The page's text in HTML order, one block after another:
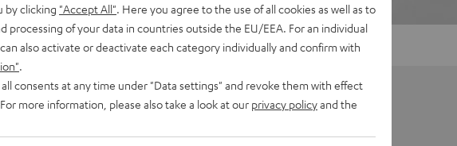
by clicking "Accept All" . Here you agree to the use of all cookies as well as to
processing of your data in countries outside the EU/EEA. For an individual
also activate or deactivate each category individually and confirm with
all consents at any time under "Data settings" and revoke them with effect
more information, please also take a look at our privacy policyand the